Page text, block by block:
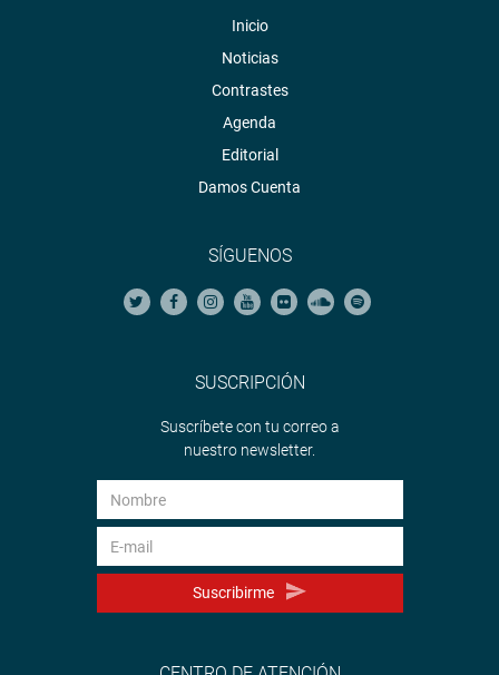
Inicio
Noticias
Contrastes
Agenda
Editorial
Damos Cuenta
SÍGUENOS
SUSCRIPCIÓN
Suscríbete con tu correo a
nuestro newsletter.
Suscribirme